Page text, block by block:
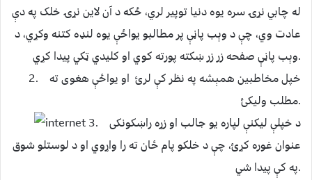
له چابي نړۍ سره يوه دنيا توپير لري، ځکه د آن لاين نړۍ خلک په دې
عادت وي، چې د وېب پاڼې پر مطالبو يواځې يوه لنډه کتنه وکړي، د
وېب پاڼې صفحه زر زر ښکته پورته کوي او کليدي ټکي پيدا کړي.
2. خپل مخاطبین همېشه په نظر کې لرﺉ او يواځې هغوی ته
مطلب وليکئ.
3. د خپلې ليکنې لپاره يو جالب او زړه راښکونکی
عنوان غوره کړﺉ، چې د خلکو پام ځان ته را واړوي او د لوستلو شوق
په کې پيدا شي.